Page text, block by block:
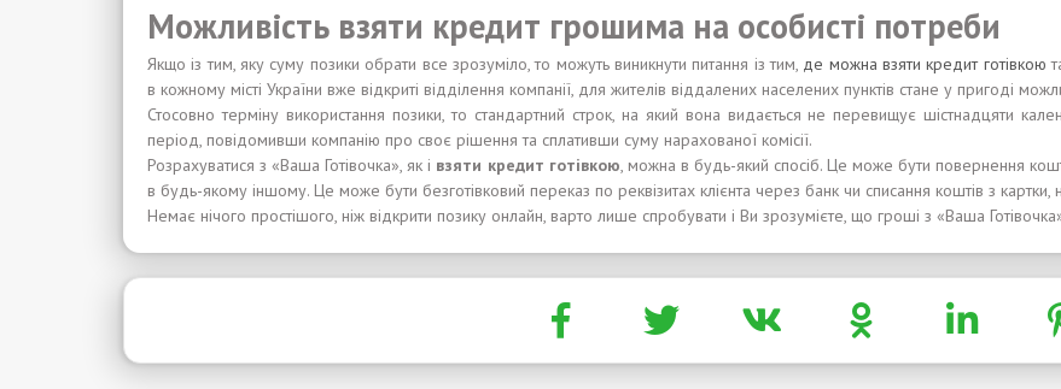
Можливість взяти кредит грошима на особисті потреби
Якщо із тим, яку суму позики обрати все зрозуміло, то можуть виникнути питання із тим, де можна взяти кредит готівкою
в кожному місті України вже відкриті відділення компанії, для жителів віддалених населених пунктів стане у пригоді
Стосовно терміну використання позики, то стандартний строк, на який вона видається не перевищує шістнадцяти
період, повідомивши компанію про своє рішення та сплативши суму нарахованої комісії.
Розрахуватися з «Ваша Готівочка», як і взяти кредит готівкою, можна в будь-який спосіб. Це може бути повернення
в будь-якому іншому. Це може бути безготівковий переказ по реквізитах клієнта через банк чи списання коштів з
Немає нічого простішого, ніж відкрити позику онлайн, варто лише спробувати і Ви зрозумієте, що гроші з «Ваша